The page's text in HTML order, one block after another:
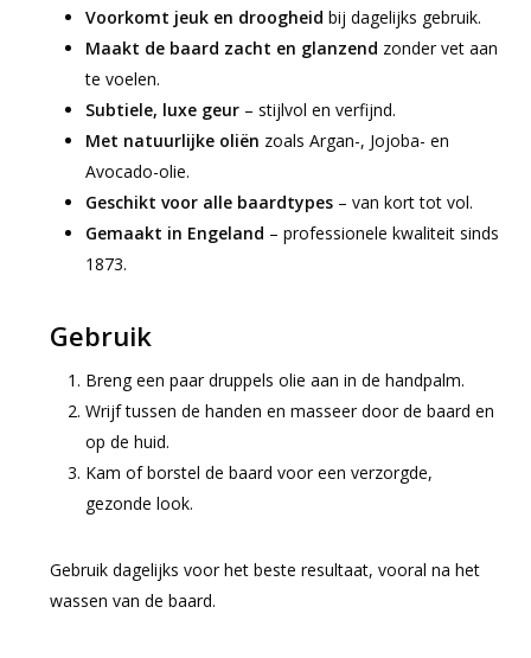
Voorkomt jeuk en droogheid bij dagelijks gebruik.
Maakt de baard zacht en glanzend zonder vet aan
te voelen.
Subtiele, luxe geur– stijlvol en verfijnd.
Met natuurlijke oliën zoals Argan-, Jojoba- en
Avocado-olie.
Geschikt voor alle baardtypes– van kort tot vol.
Gemaakt in Engeland – professionele kwaliteit sinds
1873.
Gebruik
Breng een paar druppels olie aan in de handpalm.
Wrijf tussen de handen en masseer door de baard en
op de huid.
Kam of borstel de baard voor een verzorgde,
gezonde look.
Gebruik dagelijks voor het beste resultaat, vooral na het
wassen van de baard.